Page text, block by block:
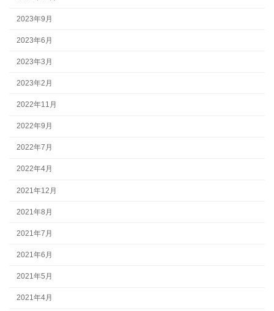
2023年9月
2023年6月
2023年3月
2023年2月
2022年11月
2022年9月
2022年7月
2022年4月
2021年12月
2021年8月
2021年7月
2021年6月
2021年5月
2021年4月